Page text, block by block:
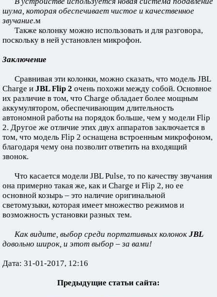
шума, которая обеспечивает чистое и качественное
звучание.м
Также колонку можно использовать и для разговора,
поскольку в ней установлен микрофон.
Заключение
Сравнивая эти колонки, можно сказать, что модель JBL
Charge и JBL Flip 2 очень похожи между собой. Основное
их различие в том, что Charge обладает более мощным
аккумулятором, обеспечивающим длительность
автономной работы на порядок больше, чем у модели Flip
2. Другое же отличие этих двух аппаратов заключается в
том, что модель Flip 2 оснащена встроенным микрофоном,
благодаря чему она позволит ответить на входящий
звонок.
Что касается модели JBL Pulse, то по качеству звучания
она примерно такая же, как и Charge и Flip 2, но ее
основной козырь – это наличие оригинальной
светомузыки, которая имеет множество режимов и
возможность установки разных тем.
Как видите, выбор среди портативных колонок JBL
довольно широк, и этот выбор – за вами!
Дата: 31-01-2017, 12:16
Предыдущие статьи сайта: